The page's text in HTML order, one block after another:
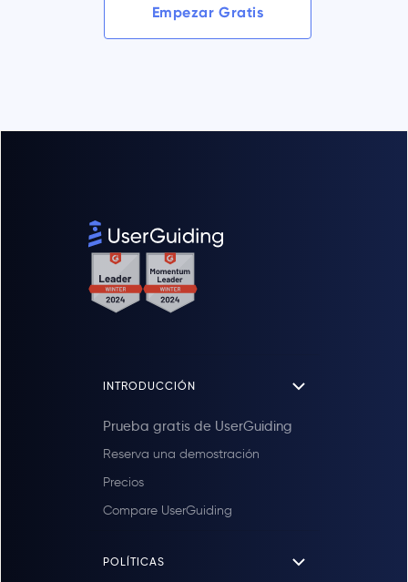
Empezar Gratis
INTRODUCCIÓN
Prueba gratis de UserGuiding
Reserva una demostración
Precios
Compare UserGuiding
POLÍTICAS